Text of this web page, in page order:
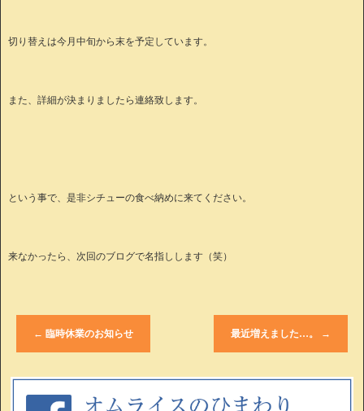
切り替えは今月中旬から末を予定しています。
また、詳細が決まりましたら連絡致します。
という事で、是非シチューの食べ納めに来てください。
来なかったら、次回のブログで名指しします（笑）
← 臨時休業のお知らせ 最近増えました…。 →